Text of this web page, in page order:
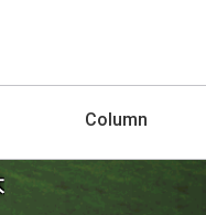
Column